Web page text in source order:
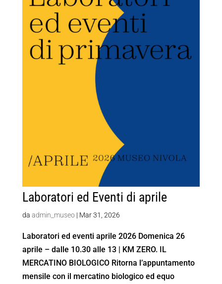
Laboratori ed Eventi di aprile
da admin_museo| Mar 31, 2026
Laboratori ed eventi aprile 2026 Domenica 26
aprile – dalle 10.30 alle 13 | KM ZERO. IL
MERCATINO BIOLOGICO Ritorna l’appuntamento
mensile con il mercatino biologico ed equo